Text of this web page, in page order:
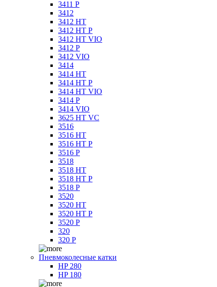
3411 P
3412
3412 HT
3412 HT P
3412 HT VIO
3412 P
3412 VIO
3414
3414 HT
3414 HT P
3414 HT VIO
3414 P
3414 VIO
3625 HT VC
3516
3516 HT
3516 HT P
3516 P
3518
3518 HT
3518 HT P
3518 P
3520
3520 HT
3520 HT P
3520 P
320
320 P
Пневмоколесные катки
HP 280
HP 180